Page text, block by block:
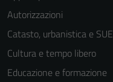
Autorizzazioni
Catasto, urbanistica e SUE
Cultura e tempo libero
Educazione e formazione